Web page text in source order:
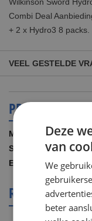
Combi Deal
+ 2 x Hydro3 8 packs.
VEEL GESTELDE
PRODUCT
Meer
informatie1.00 SET
REVIEWS
Deze
van
We
beter